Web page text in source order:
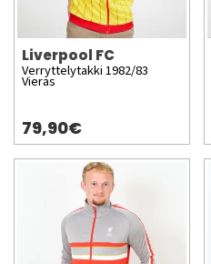
Liverpool FC
Verryttelytakki 1982/83
Vieras
79,90€